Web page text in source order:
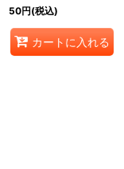
50円(税込)
カートに入れる